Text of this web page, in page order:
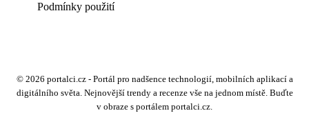
Podmínky použití
© 2026 portalci.cz - Portál pro nadšence technologií, mobilních aplikací a
digitálního světa. Nejnovější trendy a recenze vše na jednom místě. Buďte
v obraze s portálem portalci.cz.